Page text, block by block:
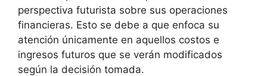
perspectiva futurista sobre sus operaciones
financieras. Esto se debe a que enfoca su
atención únicamente en aquellos costos e
ingresos futuros que se verán modificados
según la decisión tomada.